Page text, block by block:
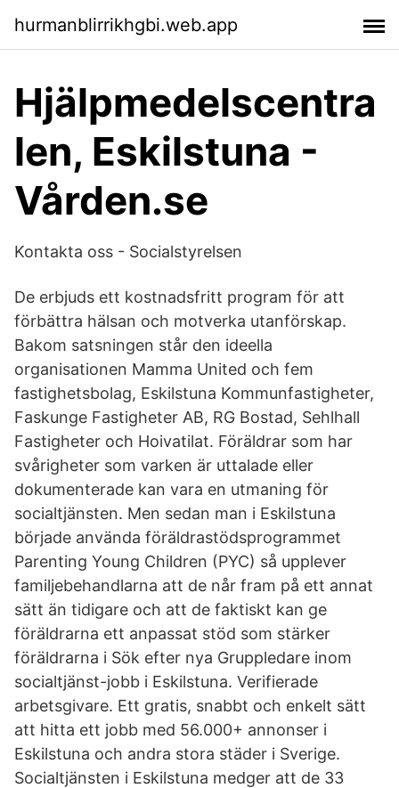
hurmanblirrikhgbi.web.app
Hjälpmedelscentra
len, Eskilstuna -
Vården.se
Kontakta oss - Socialstyrelsen
De erbjuds ett kostnadsfritt program för att
förbättra hälsan och motverka utanförskap.
Bakom satsningen står den ideella
organisationen Mamma United och fem
fastighetsbolag, Eskilstuna Kommunfastigheter,
Faskunge Fastigheter AB, RG Bostad, Sehlhall
Fastigheter och Hoivatilat. Föräldrar som har
svårigheter som varken är uttalade eller
dokumenterade kan vara en utmaning för
socialtjänsten. Men sedan man i Eskilstuna
började använda föräldrastödsprogrammet
Parenting Young Children (PYC) så upplever
familjebehandlarna att de når fram på ett annat
sätt än tidigare och att de faktiskt kan ge
föräldrarna ett anpassat stöd som stärker
föräldrarna i Sök efter nya Gruppledare inom
socialtjänst-jobb i Eskilstuna. Verifierade
arbetsgivare. Ett gratis, snabbt och enkelt sätt
att hitta ett jobb med 56.000+ annonser i
Eskilstuna och andra stora städer i Sverige.
Socialtjänsten i Eskilstuna medger att de 33